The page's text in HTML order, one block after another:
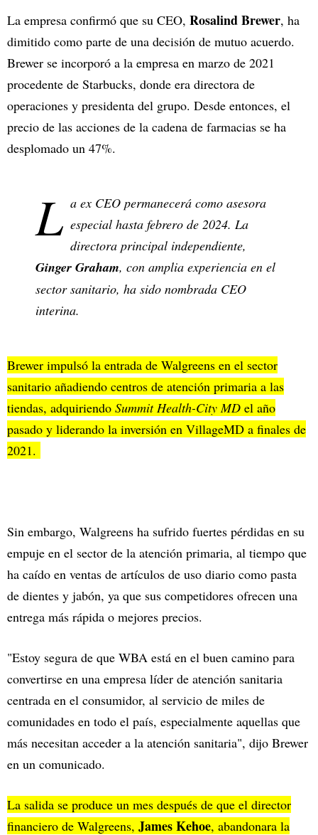
La empresa confirmó que su CEO, Rosalind Brewer, ha
dimitido como parte de una decisión de mutuo acuerdo.
Brewer se incorporó a la empresa en marzo de 2021
procedente de Starbucks, donde era directora de
operaciones y presidenta del grupo. Desde entonces, el
precio de las acciones de la cadena de farmacias se ha
desplomado un 47%.
L a ex CEO permanecerá como asesora
especial hasta febrero de 2024. La
directora principal independiente,
Ginger Graham, con amplia experiencia en el
sector sanitario, ha sido nombrada CEO
interina.
Brewer impulsó la entrada de Walgreens en el sector
sanitario añadiendo centros de atención primaria a las
tiendas, adquiriendo Summit Health-City MD el año
pasado y liderando la inversión en VillageMD a finales de
2021.
Sin embargo, Walgreens ha sufrido fuertes pérdidas en su
empuje en el sector de la atención primaria, al tiempo que
ha caído en ventas de artículos de uso diario como pasta
de dientes y jabón, ya que sus competidores ofrecen una
entrega más rápida o mejores precios.
"Estoy segura de que WBA está en el buen camino para
convertirse en una empresa líder de atención sanitaria
centrada en el consumidor, al servicio de miles de
comunidades en todo el país, especialmente aquellas que
más necesitan acceder a la atención sanitaria", dijo Brewer
en un comunicado.
La salida se produce un mes después de que el director
financiero de Walgreens, James Kehoe, abandonara la